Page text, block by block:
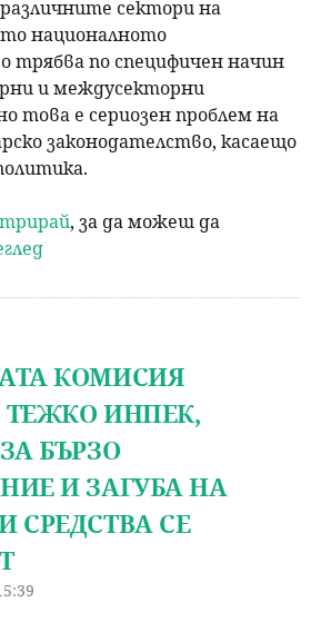
сектори на
националното
трябва по специфичен начин
и междусекторни
това е сериозен проблем на
законодателство, касаещо
, за да можеш да
КОМИСИЯ
ТЕЖКО ИНПЕК,
БЪРЗО
И ЗАГУБА НА
СРЕДСТВА СЕ